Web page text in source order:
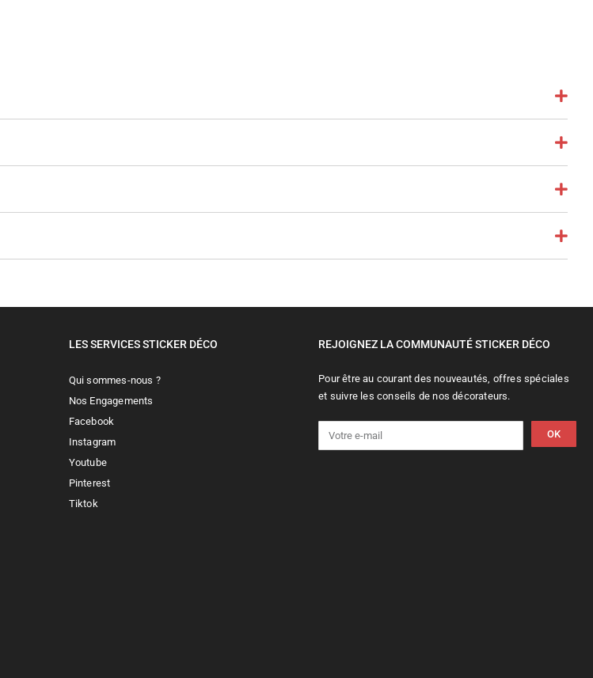
LES SERVICES STICKER DÉCO
Qui sommes-nous ?
Nos Engagements
Facebook
Instagram
Youtube
Pinterest
Tiktok
REJOIGNEZ LA COMMUNAUTÉ STICKER DÉCO
Pour être au courant des nouveautés, offres spéciales
et suivre les conseils de nos décorateurs.
OK